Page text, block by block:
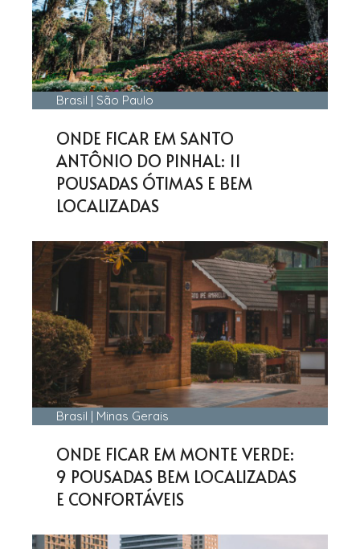
Brasil | São Paulo
ONDE FICAR EM SANTO
ANTÔNIO DO PINHAL: 11
POUSADAS ÓTIMAS E BEM
LOCALIZADAS
Brasil | Minas Gerais
ONDE FICAR EM MONTE VERDE:
9 POUSADAS BEM LOCALIZADAS
E CONFORTÁVEIS